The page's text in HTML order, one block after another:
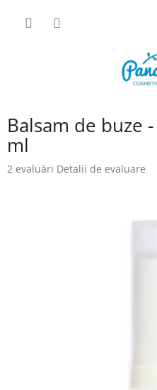
Balsam de buze
ml
Evaluarea
2 evaluări Detalii de evaluare